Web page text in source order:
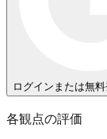
ログインまたは無
各観点の評価